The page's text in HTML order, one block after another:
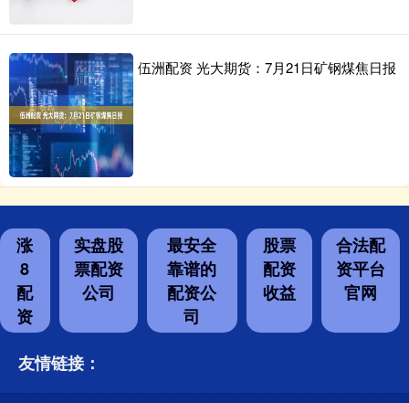
伍洲配资 光大期货：7月21日矿钢煤焦日报
涨
8
配
资
实盘股
票配资
公司
最安全
靠谱的
配资公
司
股票
配资
收益
合法配
资平台
官网
友情链接：